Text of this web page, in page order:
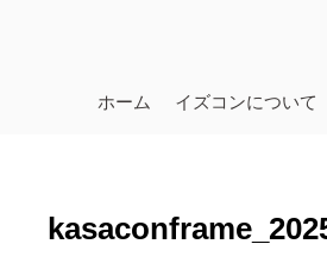
ホーム イズコンについて